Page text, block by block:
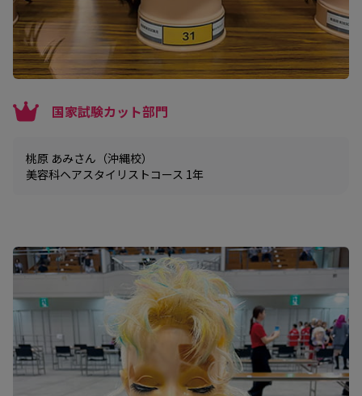
国家試験カット部門
桃原 あみさん（沖縄校）
美容科ヘアスタイリストコース 1年